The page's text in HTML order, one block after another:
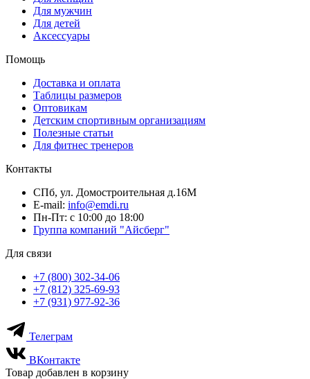
Для мужчин
Для детей
Аксессуары
Помощь
Доставка и оплата
Таблицы размеров
Оптовикам
Детским спортивным организациям
Полезные статьи
Для фитнес тренеров
Контакты
СПб, ул. Домостроительная д.16М
E-mail: info@emdi.ru
Пн-Пт: с 10:00 до 18:00
Группа компаний "Айсберг"
Для связи
+7 (800) 302-34-06
+7 (812) 325-69-93
+7 (931) 977-92-36
Телеграм
ВКонтакте
Товар добавлен в корзину